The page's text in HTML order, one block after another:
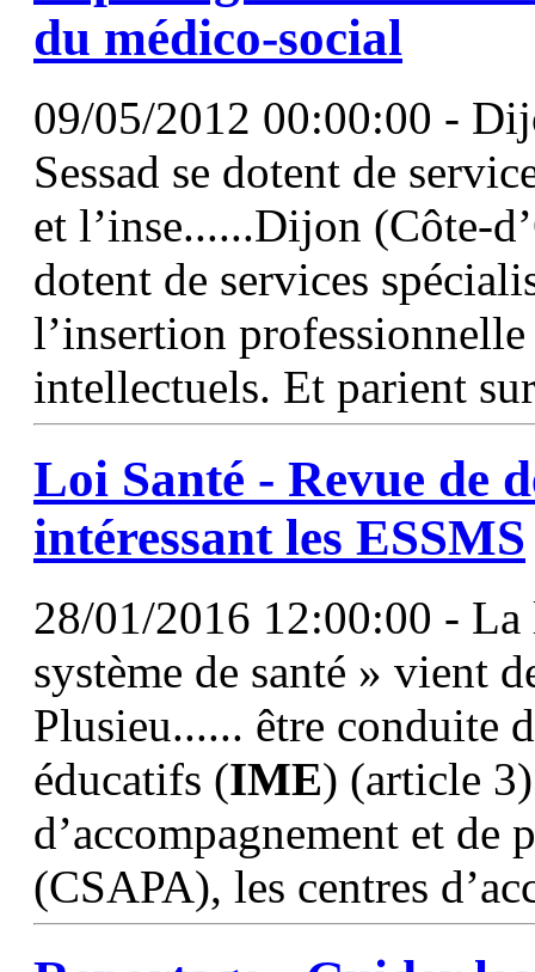
du médico-social
09/05/2012 00:00:00 -
Sessad se dotent de
et l’inse......Dijon (Côte-
dotent de services
l’insertion
intellectuels. Et parient
Loi Santé - Revue de
intéressant les ESSMS
28/01/2016 12:00:00 -
système de santé » vient
Plusieu...... être conduite
éducatifs (IME) (article
d’accompagnement et
(CSAPA), les centres